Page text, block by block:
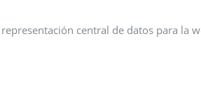
central de datos para la